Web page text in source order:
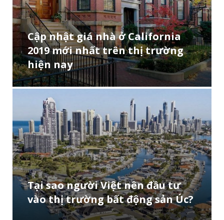
Cập nhật giá nhà ở California
2019 mới nhất trên thị trường
hiện nay
Tại sao người Việt nên đầu tư
vào thị trường bất động sản Úc?